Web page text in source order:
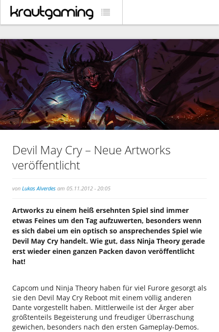
Devil May Cry – Neue Artworks
veröffentlicht
von Lukas Alverdes am 05.11.2012 - 20:05
Artworks zu einem heiß ersehnten Spiel sind immer
etwas Feines um den Tag aufzuwerten, besonders wenn
es sich dabei um ein optisch so ansprechendes Spiel wie
Devil May Cry handelt. Wie gut, dass Ninja Theory gerade
erst wieder einen ganzen Packen davon veröffentlicht
hat!
Capcom und Ninja Theory haben für viel Furore gesorgt als
sie den Devil May Cry Reboot mit einem völlig anderen
Dante vorgestellt haben. Mittlerweile ist der Ärger aber
größtenteils Begeisterung und freudiger Überraschung
gewichen, besonders nach den ersten Gameplay-Demos.